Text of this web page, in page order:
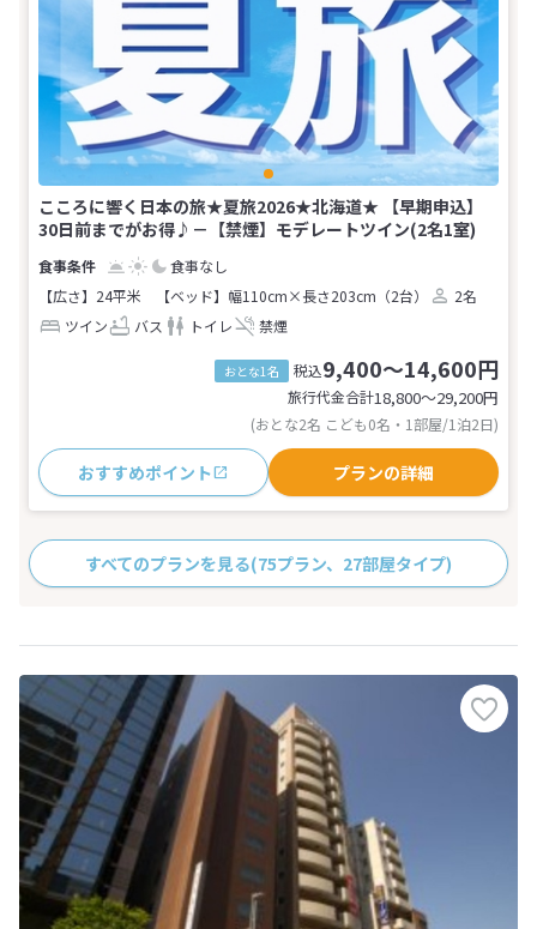
こころに響く日本の旅★夏旅2026★北海道★ 【早期申込】
30日前までがお得♪－【禁煙】モデレートツイン(2名1室)
食事なし
【広さ】24平米
【ベッド】幅110cm×長さ203cm（2台）
2名
ツイン
バス トイレ 禁煙
おとな1名 税込9,400～14,600円
旅行代金合計18,800〜29,200円
(おとな2名 こども0名・1部屋/1泊2日)
おすすめポイント プランの詳細
すべてのプランを見る(75プラン、27部屋タイプ)